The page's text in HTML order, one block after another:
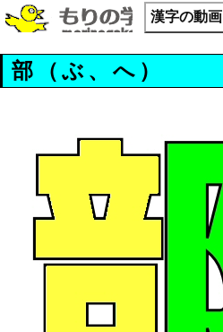
漢字の動画
部（ぶ、へ）